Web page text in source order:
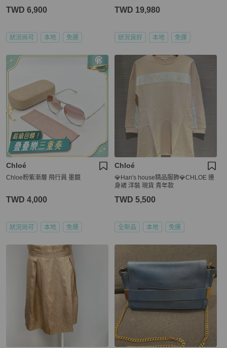
TWD 6,900
狀況尚可 本地 免運
TWD 19,980
狀況良好 本地 免運
Chloé
Chloe粉紫漸層 飛行員 墨鏡
TWD 4,000
狀況尚可 本地 免運
Chloé
💎Han's house精品服飾💎CHLOE 連
身裙 洋裝 現貨 青年款
TWD 5,500
全新品 本地 免運